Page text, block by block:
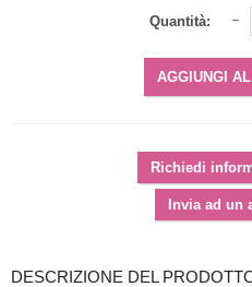
Quantità:
DESCRIZIONE DEL